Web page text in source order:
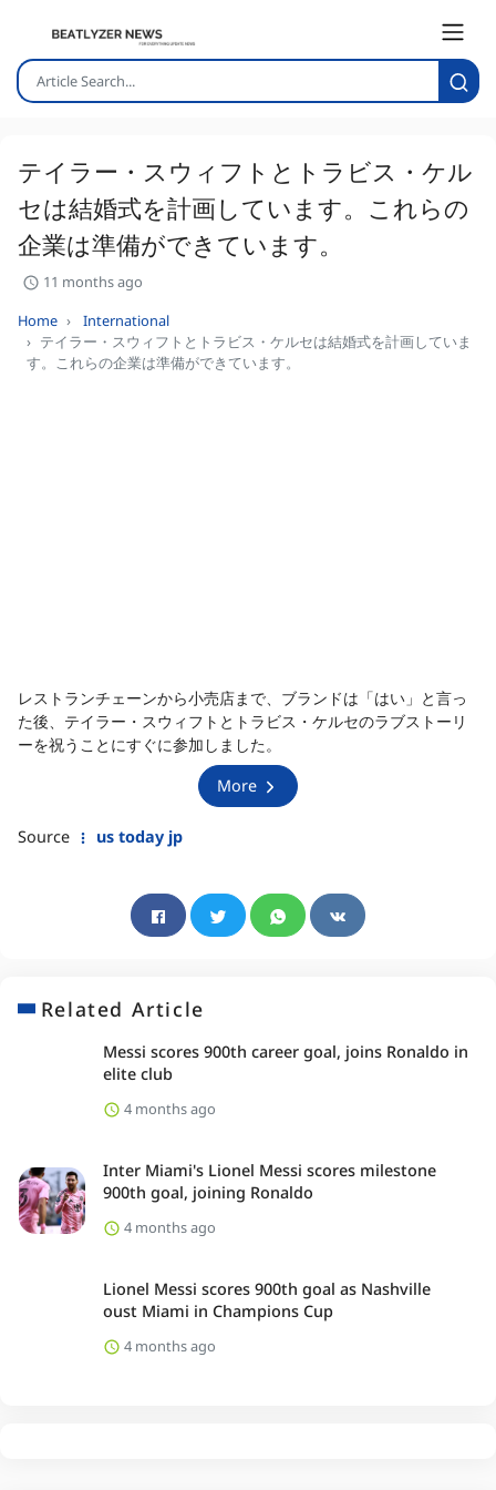
テイラー・スウィフトとトラビス・ケル
セは結婚式を計画しています。これらの
企業は準備ができています。
11 months ago
Home
International
テイラー・スウィフトとトラビス・ケルセは結婚式を計画していま
す。これらの企業は準備ができています。
レストランチェーンから小売店まで、ブランドは「はい」と言っ
た後、テイラー・スウィフトとトラビス・ケルセのラブストーリ
ーを祝うことにすぐに参加しました。
More
Source us today jp
Related Article
Messi scores 900th career goal, joins Ronaldo in
elite club
4 months ago
Inter Miami's Lionel Messi scores milestone
900th goal, joining Ronaldo
4 months ago
Lionel Messi scores 900th goal as Nashville
oust Miami in Champions Cup
4 months ago